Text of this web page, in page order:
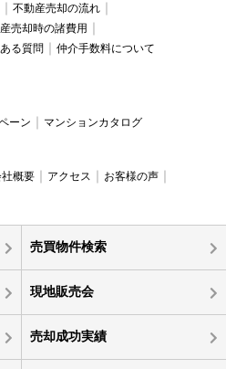
不動産売却の流れ
売却時の諸費用
る質問 仲介手数料について
ーン
マンションカタログ
概要 アクセス
お客様の声
売買物件検索
現地販売会
売却成功実績